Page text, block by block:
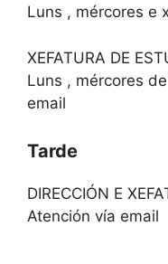
Luns , mércores e
XEFATURA DE
Luns , mércores
email
Tarde
DIRECCIÓN E
Atención vía email